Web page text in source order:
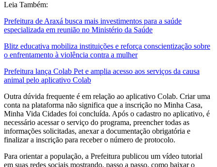
Leia Também:
Prefeitura de Araxá busca mais investimentos para a saúde
especializada em reunião no Ministério da Saúde
Blitz educativa mobiliza instituições e reforça conscientização sobre
o enfrentamento à violência contra a mulher
Prefeitura lança Colab Pet e amplia acesso aos serviços da causa
animal pelo aplicativo Colab
Outra dúvida frequente é em relação ao aplicativo Colab. Criar uma
conta na plataforma não significa que a inscrição no Minha Casa,
Minha Vida Cidades foi concluída. Após o cadastro no aplicativo, é
necessário acessar o serviço do programa, preencher todas as
informações solicitadas, anexar a documentação obrigatória e
finalizar a inscrição para receber o número de protocolo.
Para orientar a população, a Prefeitura publicou um vídeo tutorial
em suas redes sociais mostrando, passo a passo, como baixar o